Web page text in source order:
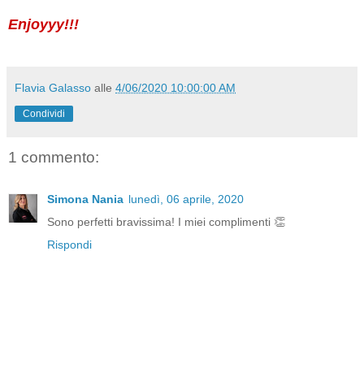
Enjoyyy!!!
Flavia Galasso alle 4/06/2020 10:00:00 AM
Condividi
1 commento:
Simona Nania lunedì, 06 aprile, 2020
Sono perfetti bravissima! I miei complimenti 👏
Rispondi